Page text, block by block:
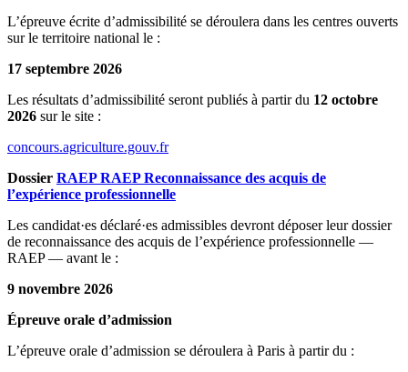
L’épreuve écrite d’admissibilité se déroulera dans les centres ouverts
sur le territoire national le :
17 septembre 2026
Les résultats d’admissibilité seront publiés à partir du 12 octobre
2026 sur le site :
concours.agriculture.gouv.fr
Dossier RAEP RAEP Reconnaissance des acquis de
l’expérience professionnelle
Les candidat·es déclaré·es admissibles devront déposer leur dossier
de reconnaissance des acquis de l’expérience professionnelle —
RAEP — avant le :
9 novembre 2026
Épreuve orale d’admission
L’épreuve orale d’admission se déroulera à Paris à partir du :